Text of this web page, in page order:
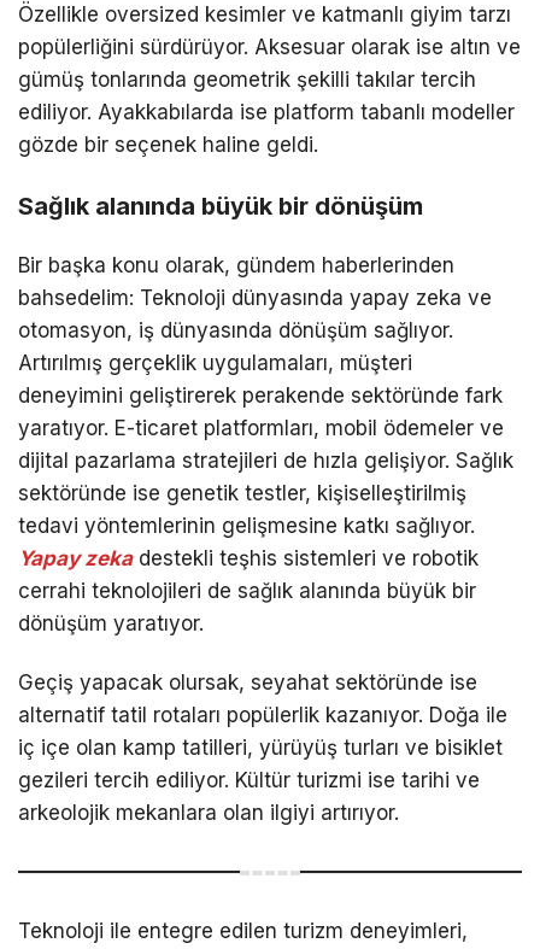
Özellikle oversized kesimler ve katmanlı giyim tarzı
popülerliğini sürdürüyor. Aksesuar olarak ise altın ve
gümüş tonlarında geometrik şekilli takılar tercih
ediliyor. Ayakkabılarda ise platform tabanlı modeller
gözde bir seçenek haline geldi.
Sağlık alanında büyük bir dönüşüm
Bir başka konu olarak, gündem haberlerinden
bahsedelim: Teknoloji dünyasında yapay zeka ve
otomasyon, iş dünyasında dönüşüm sağlıyor.
Artırılmış gerçeklik uygulamaları, müşteri
deneyimini geliştirerek perakende sektöründe fark
yaratıyor. E-ticaret platformları, mobil ödemeler ve
dijital pazarlama stratejileri de hızla gelişiyor. Sağlık
sektöründe ise genetik testler, kişiselleştirilmiş
tedavi yöntemlerinin gelişmesine katkı sağlıyor.
Yapay zekadestekli teşhis sistemleri ve robotik
cerrahi teknolojileri de sağlık alanında büyük bir
dönüşüm yaratıyor.
Geçiş yapacak olursak, seyahat sektöründe ise
alternatif tatil rotaları popülerlik kazanıyor. Doğa ile
iç içe olan kamp tatilleri, yürüyüş turları ve bisiklet
gezileri tercih ediliyor. Kültür turizmi ise tarihi ve
arkeolojik mekanlara olan ilgiyi artırıyor.
Teknoloji ile entegre edilen turizm deneyimleri,